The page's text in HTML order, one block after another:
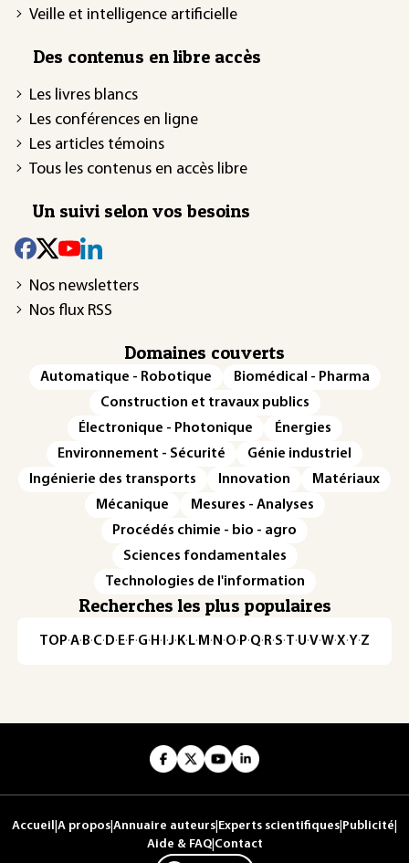
Veille et intelligence artificielle
Des contenus en libre accès
Les livres blancs
Les conférences en ligne
Les articles témoins
Tous les contenus en accès libre
Un suivi selon vos besoins
Nos newsletters
Nos flux RSS
Domaines couverts
Automatique - Robotique
Biomédical - Pharma
Construction et travaux publics
Électronique - Photonique
Énergies
Environnement - Sécurité
Génie industriel
Ingénierie des transports
Innovation
Matériaux
Mécanique
Mesures - Analyses
Procédés chimie - bio - agro
Sciences fondamentales
Technologies de l'information
Recherches les plus populaires
TOP·A·B·C· D· E· F·G· H · ·J· K· L· M · N ·O· P·Q· R·S·T·U·V·W·X·Y·Z
Accueil A propos Annuaire auteurs Experts scientifiques Publicité
Aide & FAQ| Contact